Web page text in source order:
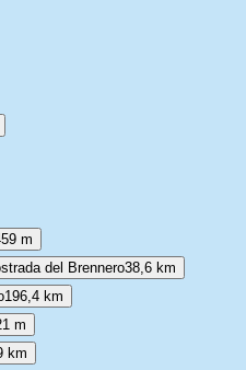
m
del Brennero38,6 km
196,4 km
m
km